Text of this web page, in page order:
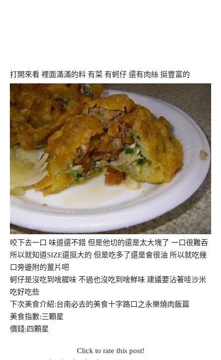
打開來看 裡面滿滿的料 有菜 有蚵仔 還有肉絲 挺豐富的
咬下去一口 味道還不錯 但是他切的還是太大塊了 一口很難吞
所以就知道SIZE還挺大的 但是吃多了還是會很油 所以就吃幾
口旁邊附的薑片吧
蚵仔是沒吃到啥腥味 不過也沒吃到啥鮮味 建議要沾著哇沙米
吃好吃些
下次美食介紹:台南必去的美食十字路口之永樂燒肉飯篇
美食指數:三顆星
價錢:四顆星
Click to rate this post!